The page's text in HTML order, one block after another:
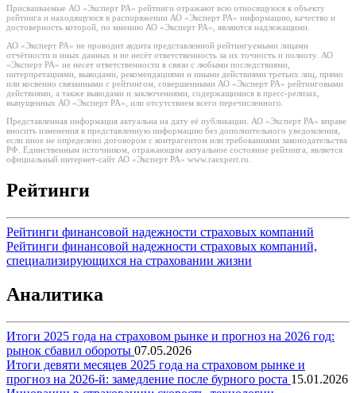
Присваиваемые АО «Эксперт РА» рейтинги отражают всю относящуюся к объекту
рейтинга и находящуюся в распоряжении АО «Эксперт РА» информацию, качество и
достоверность которой, по мнению АО «Эксперт РА», являются надлежащими.
АО «Эксперт РА» не проводит аудита представленной рейтингуемыми лицами
отчётности и иных данных и не несёт ответственность за их точность и полноту. АО
«Эксперт РА» не несет ответственности в связи с любыми последствиями,
интерпретациями, выводами, рекомендациями и иными действиями третьих лиц, прямо
или косвенно связанными с рейтингом, совершенными АО «Эксперт РА» рейтинговыми
действиями, а также выводами и заключениями, содержащимися в пресс-релизах,
выпущенных АО «Эксперт РА», или отсутствием всего перечисленного.
Представленная информация актуальна на дату её публикации. АО «Эксперт РА» вправе
вносить изменения в представленную информацию без дополнительного уведомления,
если иное не определено договором с контрагентом или требованиями законодательства
РФ. Единственным источником, отражающим актуальное состояние рейтинга, является
официальный интернет-сайт АО «Эксперт РА» www.raexpert.ru.
Рейтинги
Рейтинги финансовой надежности страховых компаний
Рейтинги финансовой надежности страховых компаний,
специализирующихся на страховании жизни
Аналитика
Итоги 2025 года на страховом рынке и прогноз на 2026 год:
рынок сбавил обороты 07.05.2026
Итоги девяти месяцев 2025 года на страховом рынке и
прогноз на 2026-й: замедление после бурного роста 15.01.2026